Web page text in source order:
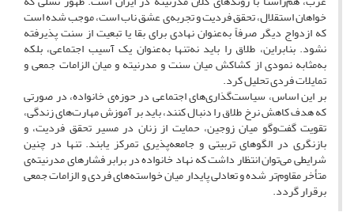
خواهان استقلال، تحقق فردیت و تجربه‌ی عشق ناب است، موجب شده است
که ازدواج دیگر صرفاً به‌عنوان نهادی برای بقا یا تبعیت از سنت پذیرفته
نشود. بنابراین، طلاق را باید نه‌تنها به‌عنوان یک آسیب اجتماعی، بلکه
به‌مثابه نمودی از کشاکش میان سنت و مدرنیته و میان الزامات جمعی و
تمایلات فردی تحلیل کرد.
بر این اساس، سیاست‌گذاری‌های اجتماعی در حوزه‌ی خانواده، در صورتی
که هدف کاهش نرخ طلاق را دنبال کنند، باید بر آموزش مهارت‌های زندگی،
تقویت گفت‌وگو میان زوجین، حمایت از زنان در مسیر تحقق فردیت، و
بازنگری در الگوهای تربیتی و جامعه‌پذیری تمرکز یابند. تنها در چنین
شرایطی می‌توان انتظار داشت که نهاد خانواده در برابر فشارهای مدرنیته‌ی
متأخر مقاوم‌تر شده و تعادلی پایدار میان خواسته‌های فردی و الزامات جمعی
برقرار گردد.